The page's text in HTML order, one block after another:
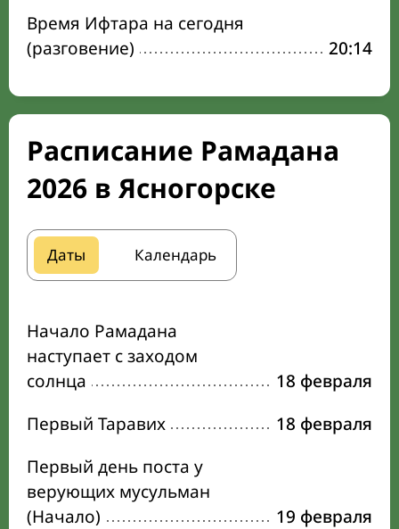
Время Ифтара на сегодня
(разговение)
20:14
Расписание Рамадана
2026 в Ясногорске
Даты Календарь
Начало Рамадана
наступает с заходом
солнца
18 февраля
Первый Таравих
18 февраля
Первый день поста у
верующих мусульман
(Начало)
19 февраля